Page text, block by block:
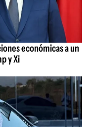
económicas a un
y Xi